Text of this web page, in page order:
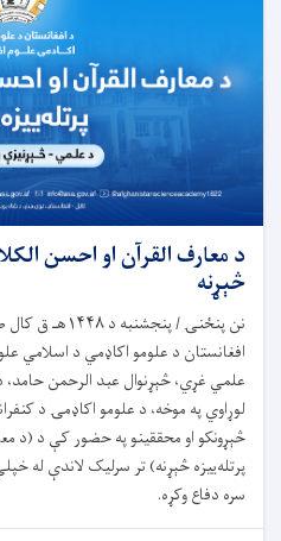
د معارف القرآن او احسن
څېړنه
افغانستان د علومو اکاډمي د اسلامي
علمي غړي، څېړنوال عبد الرحمن
لوړاوي په موخه، د علومو اکاډمۍ د
څېړونکو او محققینو په حضور کې د (د
پرتله‌ییزه څېړنه) تر سرلیک لاندې له
سره دفاع وکړه.